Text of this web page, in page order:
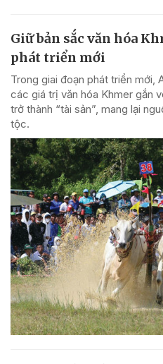
Giữ bản sắc văn hóa
phát triển mới
Trong giai đoạn phát triển mới,
các giá trị văn hóa Khmer gắn
trở thành “tài sản”, mang lại
tộc.